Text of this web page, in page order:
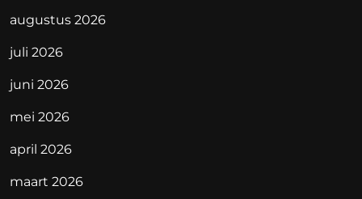
augustus 2026
juli 2026
juni 2026
mei 2026
april 2026
maart 2026